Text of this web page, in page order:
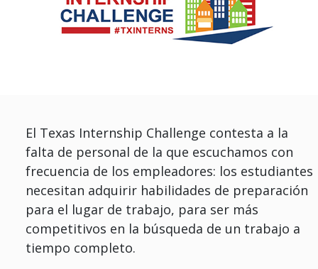
El Texas Internship Challenge contesta a la
falta de personal de la que escuchamos con
frecuencia de los empleadores: los estudiantes
necesitan adquirir habilidades de preparación
para el lugar de trabajo, para ser más
competitivos en la búsqueda de un trabajo a
tiempo completo.